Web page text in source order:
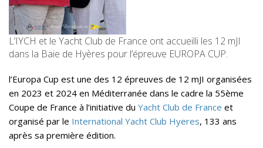
IYCH
–
YCF
L’IYCH et le Yacht Club de France ont accueilli les 12 mJI
dans la Baie de Hyères pour l’épreuve EUROPA CUP.
l’Europa Cup est une des 12 épreuves de 12 mJI organisées
en 2023 et 2024 en Méditerranée dans le cadre la 55ème
Coupe de France à l’initiative du Yacht Club de France et
organisé par le International Yacht Club Hyeres, 133 ans
après sa première édition.